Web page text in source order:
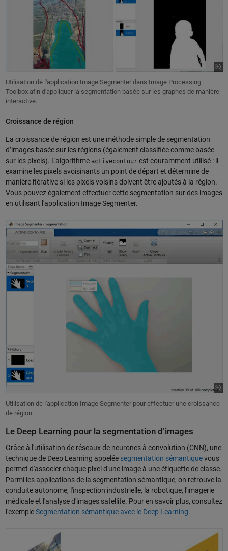
Utilisation de l'application Image Segmenter dans Image Processing
Toolbox afin d'appliquer la segmentation basée sur les graphes de manière
interactive.
Croissance de région
La croissance de région est une méthode simple de segmentation
d’images basée sur les régions (également classifiée comme basée
sur les pixels). L'algorithme activecontourest couramment utilisé : il
examine les pixels avoisinants un point de départ et détermine de
manière itérative si les pixels voisins doivent être ajoutés à la région.
Vous pouvez également effectuer cette segmentation sur des images
en utilisant l'application Image Segmenter.
Utilisation de l'application Image Segmenter pour effectuer une croissance
de région.
Le Deep Learning pour la segmentation d’images
Grâce à l'utilisation de réseaux de neurones à convolution (CNN), une
technique de Deep Learning appelée segmentation sémantiquevous
permet d'associer chaque pixel d'une image à une étiquette de classe.
Parmi les applications de la segmentation sémantique, on retrouve la
conduite autonome, l'inspection industrielle, la robotique, l'imagerie
médicale et l'analyse d'images satellite. Pour en savoir plus, consultez
l'exempleSegmentation sémantique avec le Deep Learning.